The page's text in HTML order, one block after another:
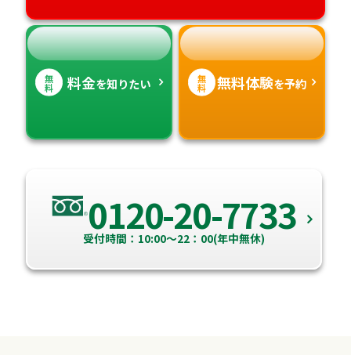
無
料 料金を知りたい 無
料 無料体験を予約
0120-20-7733
受付時間：10:00～22：00(年中無休)